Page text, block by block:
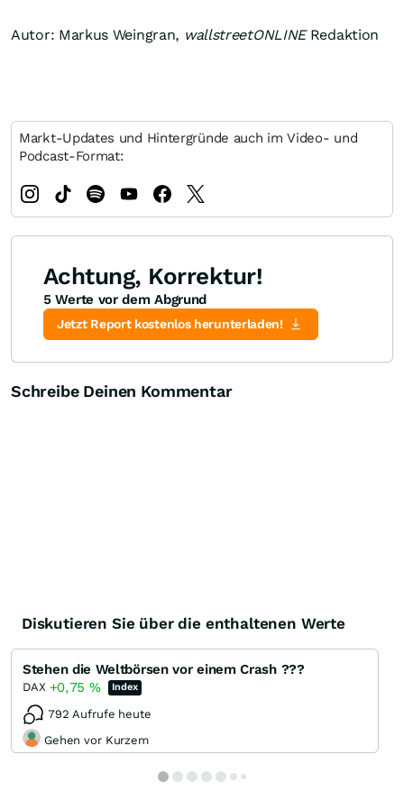
Autor: Markus Weingran, wallstreetONLINERedaktion
Markt-Updates und Hintergründe auch im Video- und
Podcast-Format:
Achtung, Korrektur!
5 Werte vor dem Abgrund
Jetzt Report kostenlos herunterladen!
Schreibe Deinen Kommentar
Diskutieren Sie über die enthaltenen Werte
Stehen die Weltbörsen vor einem Crash ???
DAX +0,75 % Index
792 Aufrufe heute
Gehen vor Kurzem